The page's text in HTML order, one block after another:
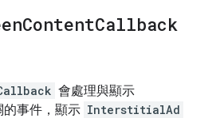
ContentCallback
會處理與顯示
的事件，顯示 InterstitialAd